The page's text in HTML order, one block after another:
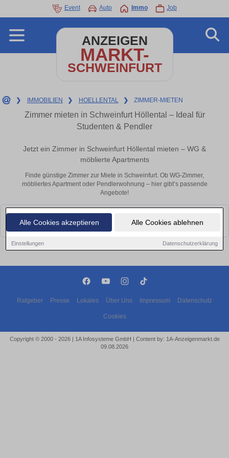
Alle Cookies akzeptieren Alle Cookies ablehnen
Einstellungen Datenschutzerklärung
Event Auto Immo Job
ANZEIGEN
MARKT-
SCHWEINFURT
❯ IMMOBILIEN ❯ HOELLENTAL ❯ ZIMMER-MIETEN
Zimmer mieten in Schweinfurt Höllental – Ideal für
Studenten & Pendler
Jetzt ein Zimmer in Schweinfurt Höllental mieten – WG &
möblierte Apartments
Finde günstige Zimmer zur Miete in Schweinfurt. Ob WG-Zimmer,
möbliertes Apartment oder Pendlerwohnung – hier gibt’s passende
Angebote!
Leider konnten wir derzeit keine passenden Objekte finden. Schauen Sie
bald wieder vorbei!
Ratgeber Presse Lokales Über Uns Impressum Datenschutz
Cookies
Copyright © 2000 - 2026 | 1A Infosysteme GmbH | Content by: 1A-Anzeigenmarkt.de
09.08.2026